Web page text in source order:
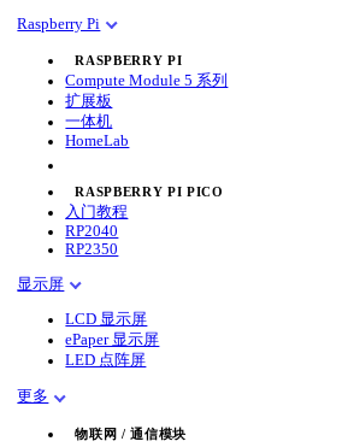
Raspberry Pi
RASPBERRY PI
Compute Module 5 系列
扩展板
一体机
HomeLab
RASPBERRY PI PICO
入门教程
RP2040
RP2350
显示屏
LCD 显示屏
ePaper 显示屏
LED 点阵屏
更多
物联网 / 通信模块